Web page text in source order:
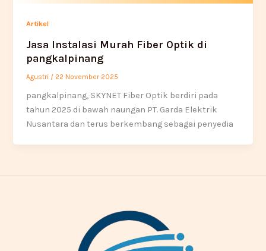
Artikel
Jasa Instalasi Murah Fiber Optik di
pangkalpinang
Agustri / 22 November 2025
pangkalpinang, SKYNET Fiber Optik berdiri pada
tahun 2025 di bawah naungan PT. Garda Elektrik
Nusantara dan terus berkembang sebagai penyedia